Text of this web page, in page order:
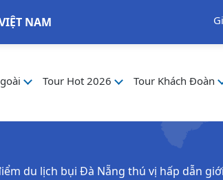
NAM
Tour Hot 2026 Tour Khách Đoàn
du lịch bụi Đà Nẵng thú vị hấp dẫn